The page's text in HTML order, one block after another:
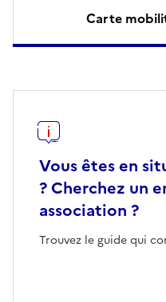
Carte
Vous êtes en
? Cherchez un
association ?
Trouvez le guide qui